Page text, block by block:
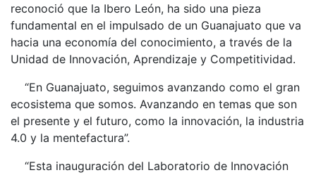
reconoció que la Ibero León, ha sido una pieza
fundamental en el impulsado de un Guanajuato que va
hacia una economía del conocimiento, a través de la
Unidad de Innovación, Aprendizaje y Competitividad.
“En Guanajuato, seguimos avanzando como el gran
ecosistema que somos. Avanzando en temas que son
el presente y el futuro, como la innovación, la industria
4.0 y la mentefactura”.
“Esta inauguración del Laboratorio de Innovación